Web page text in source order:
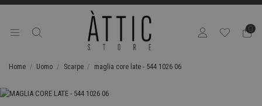
0
Home Uomo Scarpe maglia core late - 544 1026 06